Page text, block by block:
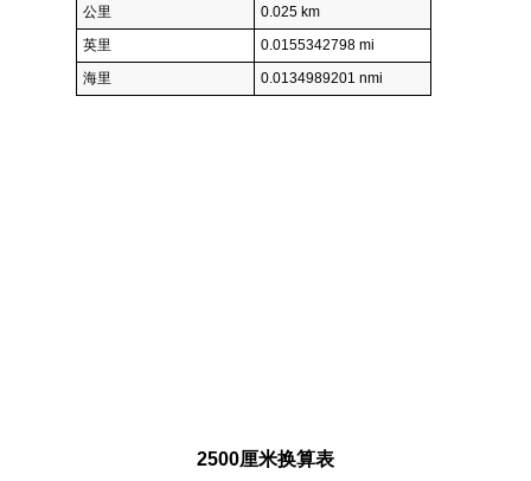
公里
0.025 km
英里
0.0155342798 mi
海里
0.0134989201 nmi
2500厘米换算表